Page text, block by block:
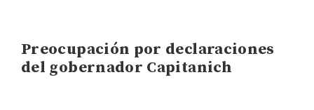
Preocupación por declaraciones
del gobernador Capitanich